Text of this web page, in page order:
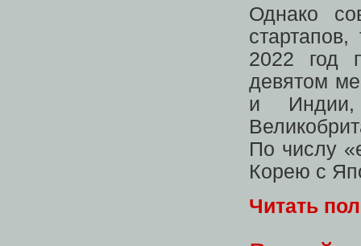
Однако
2022 год
девятом
и
По числу
Корею с
Читать